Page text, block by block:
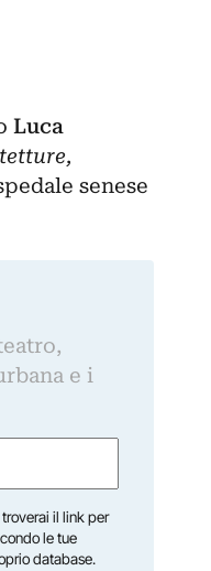
Luca
senese
e i
il link per
le tue
database.